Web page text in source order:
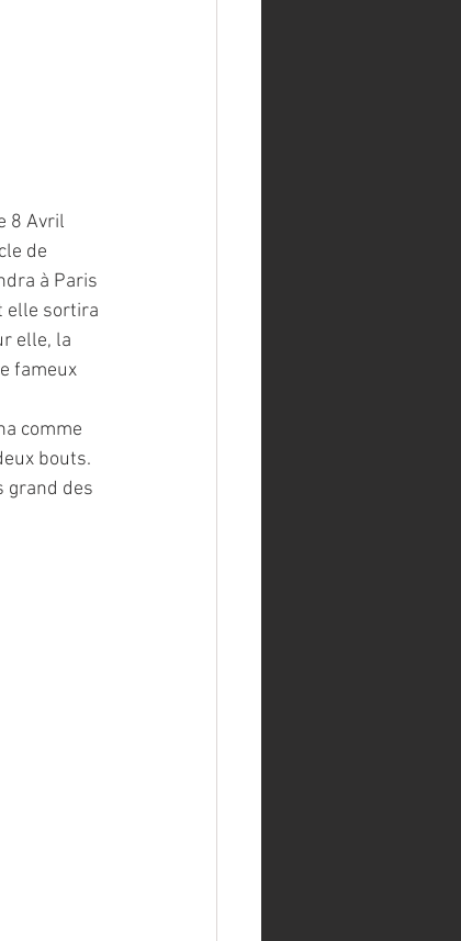
8 Avril
de
à Paris
elle sortira
elle, la
fameux
comme
bouts.
grand des